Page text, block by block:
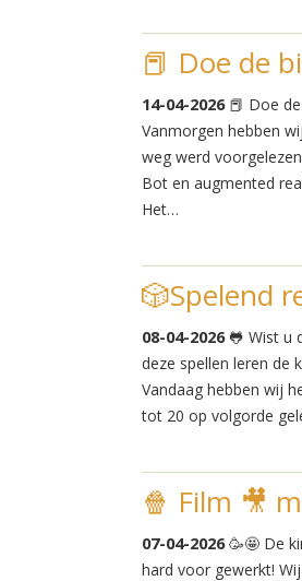
📕 Doe de
14-04-2026📕 Doe
Vanmorgen hebben
weg werd
Bot en augmented
Het…
🎲Spelend
08-04-2026🐸 Wist u
deze spellen leren de
Vandaag hebben wij
tot 20 op volgorde
🍿 Film 🎥
07-04-2026🥳🤩 De
hard voor gewerkt!